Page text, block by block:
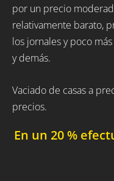
por un precio
relativamente barato,
los jornales y poco
y demás.
Vaciado de casas a
precios.
En un 20 %